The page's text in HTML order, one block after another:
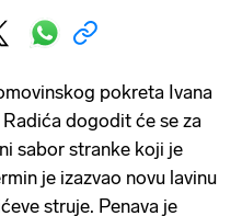
pokreta Ivana
dogodit će se za
sabor stranke koji je
je izazvao novu lavinu
struje. Penava je